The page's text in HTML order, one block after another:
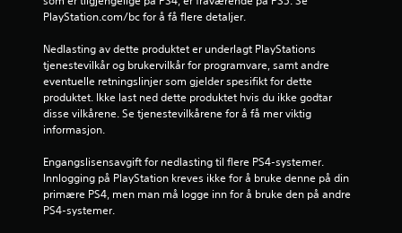
e
v
PlayStation.com/bc for å få flere detaljer.
Nedlasting av dette produktet er underlagt PlayStations
tjenestevilkår og brukervilkår for programvare, samt andre
eventuelle retningslinjer som gjelder spesifikt for dette
produktet. Ikke last ned dette produktet hvis du ikke godtar
disse vilkårene. Se tjenestevilkårene for å få mer viktig
informasjon.
Engangslisensavgift for nedlasting til flere PS4-systemer.
Innlogging på PlayStation kreves ikke for å bruke denne på din
primære PS4, men man må logge inn for å bruke den på andre
PS4-systemer.